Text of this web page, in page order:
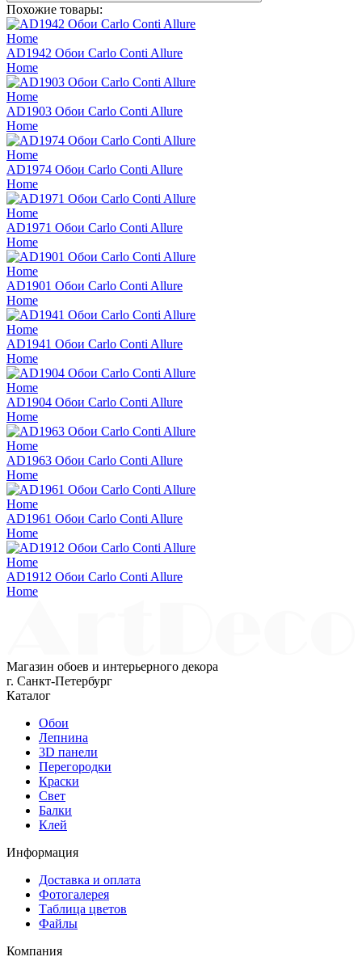
Похожие товары:
AD1942 Обои Carlo Conti Allure
Home
AD1903 Обои Carlo Conti Allure
Home
AD1974 Обои Carlo Conti Allure
Home
AD1971 Обои Carlo Conti Allure
Home
AD1901 Обои Carlo Conti Allure
Home
AD1941 Обои Carlo Conti Allure
Home
AD1904 Обои Carlo Conti Allure
Home
AD1963 Обои Carlo Conti Allure
Home
AD1961 Обои Carlo Conti Allure
Home
AD1912 Обои Carlo Conti Allure
Home
Магазин обоев и интерьерного декора
г. Санкт-Петербург
Каталог
Обои
Лепнина
3D панели
Перегородки
Краски
Свет
Балки
Клей
Информация
Доставка и оплата
Фотогалерея
Таблица цветов
Файлы
Компания